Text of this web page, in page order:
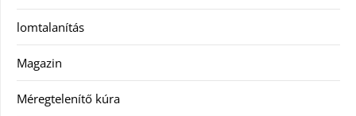
lomtalanítás
Magazin
Méregtelenítő kúra